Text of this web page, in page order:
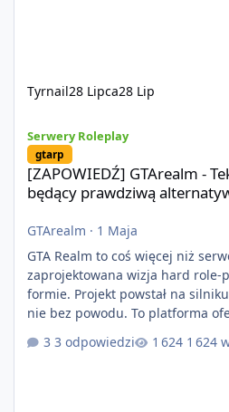
Tyrnail28 Lipca28 Lip
Serwery Roleplay
gtarp
[ZAPOWIEDŹ] GTArealm -
będący prawdziwą
GTArealm · 1 Maja
GTA Realm to coś więcej niż
zaprojektowana wizja hard role-
formie. Projekt powstał na
nie bez powodu. To platforma
elastyczność i znacznie szybszy
przypadku innych rozwiązań.
3 odpowiedzi 1 624